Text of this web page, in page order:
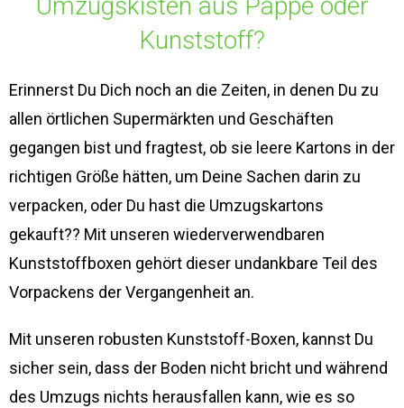
Umzugskisten aus Pappe oder
Kunststoff?
Erinnerst Du Dich noch an die Zeiten, in denen Du zu
allen örtlichen Supermärkten und Geschäften
gegangen bist und fragtest, ob sie leere Kartons in der
richtigen Größe hätten, um Deine Sachen darin zu
verpacken, oder Du hast die Umzugskartons
gekauft?? Mit unseren wiederverwendbaren
Kunststoffboxen gehört dieser undankbare Teil des
Vorpackens der Vergangenheit an.
Mit unseren robusten Kunststoff-Boxen, kannst Du
sicher sein, dass der Boden nicht bricht und während
des Umzugs nichts herausfallen kann, wie es so